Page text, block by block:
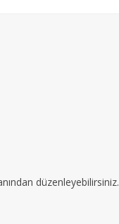
düzenleyebilirsiniz.